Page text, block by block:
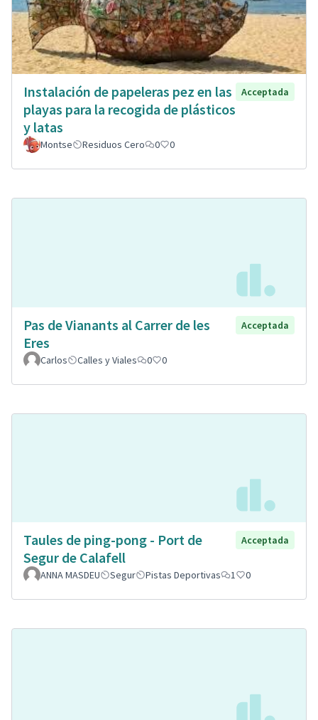
Instalación de papeleras pez en las
playas para la recogida de plásticos
y latas
Acceptada
Montse Residuos Cero 0 0
Pas de Vianants al Carrer de les
Eres
Acceptada
Carlos Calles y Viales 0 0
Taules de ping-pong - Port de
Segur de Calafell
Acceptada
ANNA MASDEU Segur Pistas Deportivas 1 0